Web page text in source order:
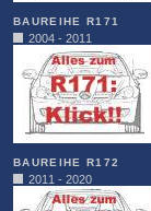
BAUREIHE R171
2004 - 2011
BAUREIHE R172
2011 - 2020